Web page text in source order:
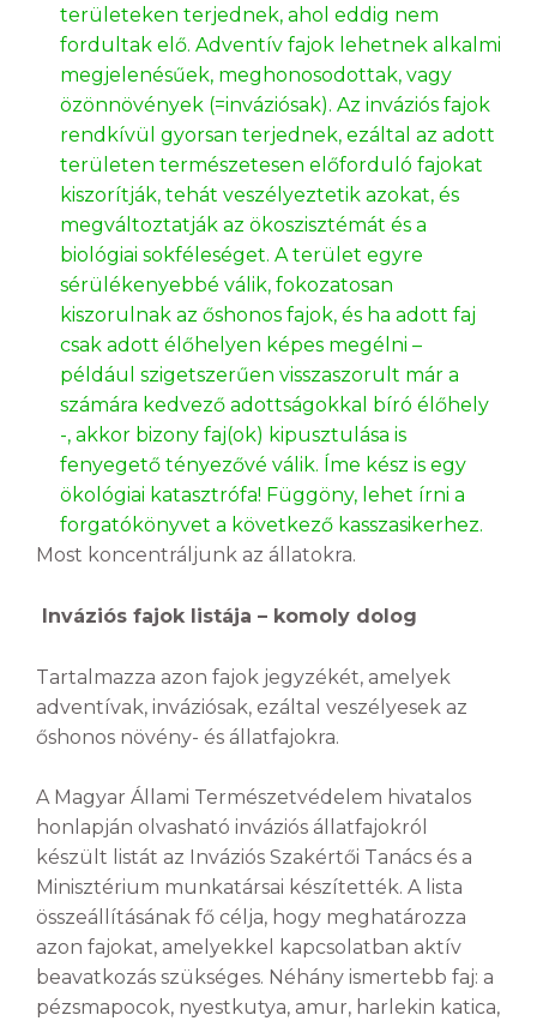
területeken terjednek, ahol eddig nem
fordultak elő. Adventív fajok lehetnek alkalmi
megjelenésűek, meghonosodottak, vagy
özönnövények (=inváziósak). Az inváziós fajok
rendkívül gyorsan terjednek, ezáltal az adott
területen természetesen előforduló fajokat
kiszorítják, tehát veszélyeztetik azokat, és
megváltoztatják az ökoszisztémát és a
biológiai sokféleséget. A terület egyre
sérülékenyebbé válik, fokozatosan
kiszorulnak az őshonos fajok, és ha adott faj
csak adott élőhelyen képes megélni –
például szigetszerűen visszaszorult már a
számára kedvező adottságokkal bíró élőhely
-, akkor bizony faj(ok) kipusztulása is
fenyegető tényezővé válik. Íme kész is egy
ökológiai katasztrófa! Függöny, lehet írni a
forgatókönyvet a következő kasszasikerhez.
Most koncentráljunk az állatokra.
Inváziós fajok listája – komoly dolog
Tartalmazza azon fajok jegyzékét, amelyek
adventívak, inváziósak, ezáltal veszélyesek az
őshonos növény- és állatfajokra.
A Magyar Állami Természetvédelem hivatalos
honlapján olvasható inváziós állatfajokról
készült listát az Inváziós Szakértői Tanács és a
Minisztérium munkatársai készítették. A lista
összeállításának fő célja, hogy meghatározza
azon fajokat, amelyekkel kapcsolatban aktív
beavatkozás szükséges. Néhány ismertebb faj: a
pézsmapocok, nyestkutya, amur, harlekin katica,